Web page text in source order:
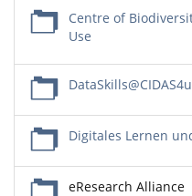
Centre of
Use
DataSkills@CIDAS4u
Digitales Lernen
eResearch Alliance